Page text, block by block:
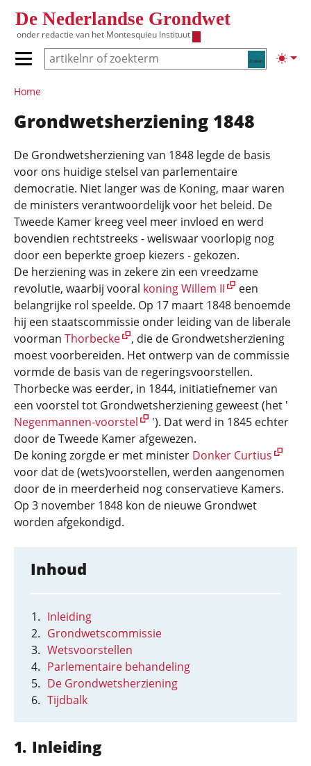
De Nederlandse Grondwet
onder redactie van het Montesquieu Instituut
Zoeken
Primair menu tonen/verbergen
Hoofdnavigatie
Home
Grondwetsherziening 1848
De Grondwetsherziening van 1848 legde de basis
voor ons huidige stelsel van parlementaire
democratie. Niet langer was de Koning, maar waren
de ministers verantwoordelijk voor het beleid. De
Tweede Kamer kreeg veel meer invloed en werd
bovendien rechtstreeks - weliswaar voorlopig nog
door een beperkte groep kiezers - gekozen.
De herziening was in zekere zin een vreedzame
revolutie, waarbij vooral koning Willem II
een
belangrijke rol speelde. Op 17 maart 1848 benoemde
hij een staatscommissie onder leiding van de liberale
voorman Thorbecke
, die de Grondwetsherziening
moest voorbereiden. Het ontwerp van de commissie
vormde de basis van de regeringsvoorstellen.
Thorbecke was eerder, in 1844, initiatiefnemer van
een voorstel tot Grondwetsherziening geweest (het '
Negenmannen-voorstel
'). Dat werd in 1845 echter
door de Tweede Kamer afgewezen.
De koning zorgde er met minister Donker Curtius
voor dat de (wets)voorstellen, werden aangenomen
door de in meerderheid nog conservatieve Kamers.
Op 3 november 1848 kon de nieuwe Grondwet
worden afgekondigd.
Inhoud
Inleiding
Grondwetscommissie
Wetsvoorstellen
Parlementaire behandeling
De Grondwetsherziening
Tijdbalk
Inleiding